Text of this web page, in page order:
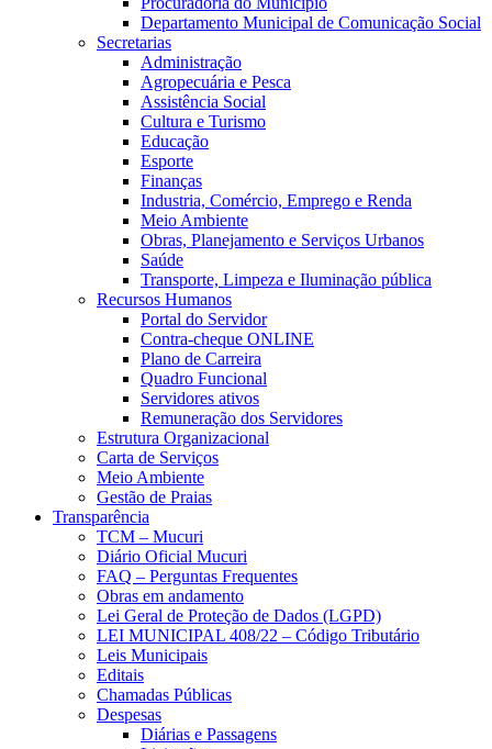
Departamento Municipal de Comunicação Social
Secretarias
Administração
Agropecuária e Pesca
Assistência Social
Cultura e Turismo
Educação
Esporte
Finanças
Industria, Comércio, Emprego e Renda
Meio Ambiente
Obras, Planejamento e Serviços Urbanos
Saúde
Transporte, Limpeza e Iluminação pública
Recursos Humanos
Portal do Servidor
Contra-cheque ONLINE
Plano de Carreira
Quadro Funcional
Servidores ativos
Remuneração dos Servidores
Estrutura Organizacional
Carta de Serviços
Meio Ambiente
Gestão de Praias
Transparência
TCM – Mucuri
Diário Oficial Mucuri
FAQ – Perguntas Frequentes
Obras em andamento
Lei Geral de Proteção de Dados (LGPD)
LEI MUNICIPAL 408/22 – Código Tributário
Leis Municipais
Editais
Chamadas Públicas
Despesas
Diárias e Passagens